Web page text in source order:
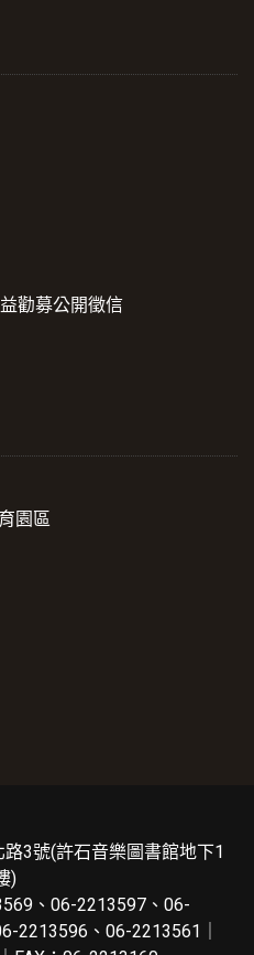
勸募公開徵信
園區
3號(許石音樂圖書館地下1
)
、06-2213597、06-
2213596、06-2213561｜